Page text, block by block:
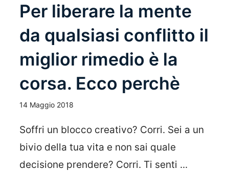
Per liberare la mente
da qualsiasi conflitto il
miglior rimedio è la
corsa. Ecco perchè
14 Maggio 2018
Soffri un blocco creativo? Corri. Sei a un
bivio della tua vita e non sai quale
decisione prendere? Corri. Ti senti ...